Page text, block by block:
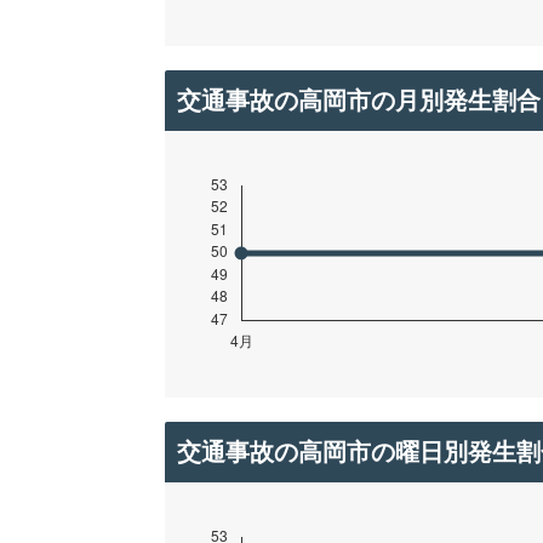
交通事故の高岡市の月別発生割合
交通事故の高岡市の曜日別発生